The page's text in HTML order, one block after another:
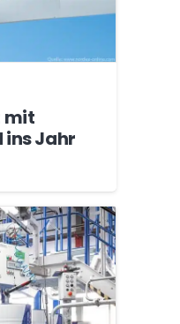
mit
ins Jahr